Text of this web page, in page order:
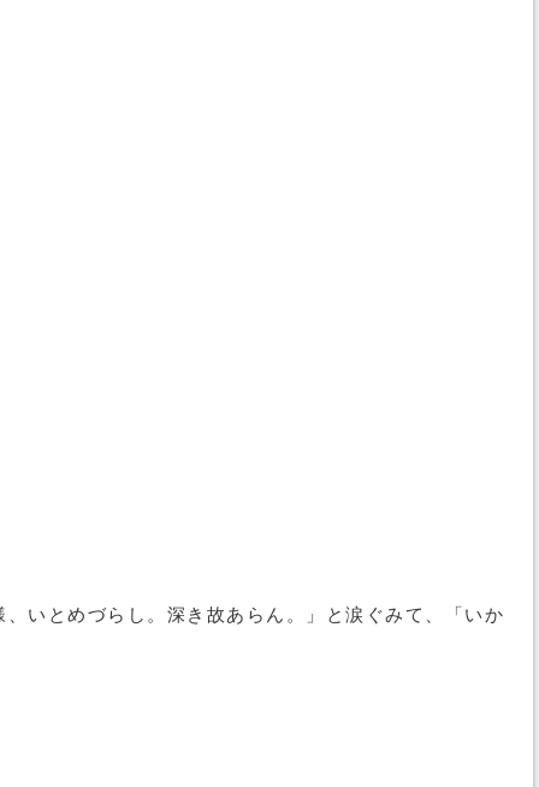
いとめづらし。深き故あらん。」と涙ぐみて、「いか